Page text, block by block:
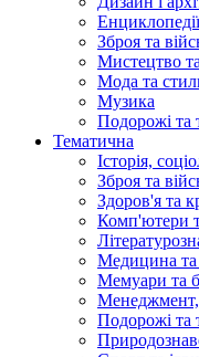
Енциклопедії
Зброя та
Мистецтво
Мода та
Музика
Подорожі та
Тематична
Історія,
Зброя та
Здоров'я та
Комп'ютери
Медицина та
Мемуари та
Менеджмент,
Подорожі та